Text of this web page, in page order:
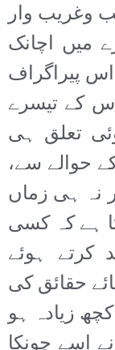
وغریب وار
میں اچانک
پیراگراف
کے تیسرے
تعلق ہی
حوالے سے،
نہ ہی زماں
ہے کہ کسی
کرتے ہوئے
حقائق کی
زیادہ ہو